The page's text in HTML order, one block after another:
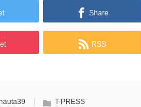
Share
RSS
T-PRESS